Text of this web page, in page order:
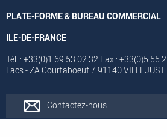
PLATE-FORME & BUREAU COMMERCIAL
ILE-DE-FRANCE
Tél. : +33(0)1 69 53 02 32 Fax : +33(0)5 55
Lacs - ZA Courtaboeuf 7 91140 VILLEJUST
Contactez-nous